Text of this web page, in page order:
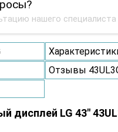
нашего специалиста
Отзывы
дисплей LG 43"